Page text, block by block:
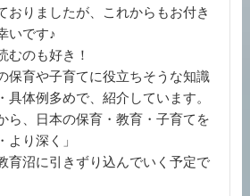
おりましたが、これからもお付き
いです♪
むのも好き！
保育や子育てに役立ちそうな知識
具体例多めで、紹介しています。
ら、日本の保育・教育・子育てを
より深く」
育沼に引きずり込んでいく予定で